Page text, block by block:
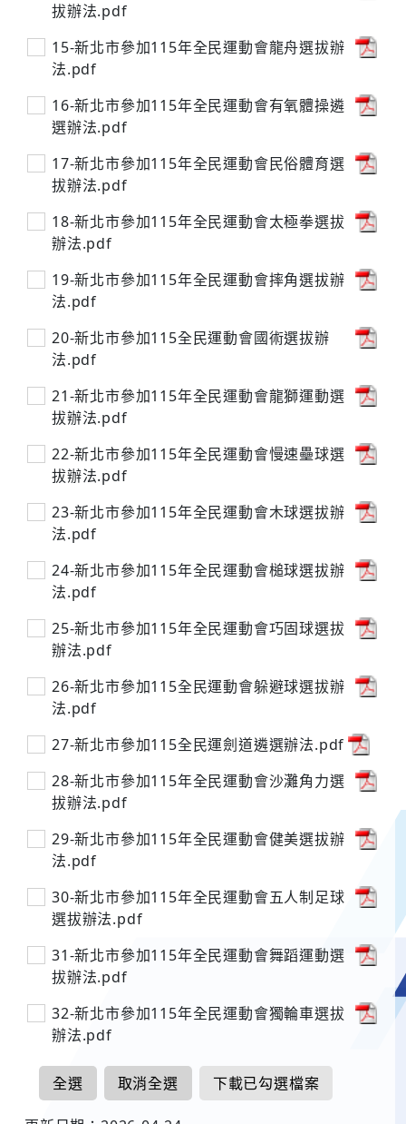
拔辦法.pdf
15-新北市參加115年全民運動會龍舟選拔辦
法.pdf
16-新北市參加115年全民運動會有氧體操遴
選辦法.pdf
17-新北市參加115年全民運動會民俗體育選
拔辦法.pdf
18-新北市參加115年全民運動會太極拳選拔
辦法.pdf
19-新北市參加115年全民運動會摔角選拔辦
法.pdf
20-新北市參加115全民運動會國術選拔辦
法.pdf
21-新北市參加115年全民運動會龍獅運動選
拔辦法.pdf
22-新北市參加115年全民運動會慢速壘球選
拔辦法.pdf
23-新北市參加115年全民運動會木球選拔辦
法.pdf
24-新北市參加115年全民運動會槌球選拔辦
法.pdf
25-新北市參加115年全民運動會巧固球選拔
辦法.pdf
26-新北市參加115全民運動會躲避球選拔辦
法.pdf
27-新北市參加115全民運劍道遴選辦法.pdf
28-新北市參加115年全民運動會沙灘角力選
拔辦法.pdf
29-新北市參加115年全民運動會健美選拔辦
法.pdf
30-新北市參加115年全民運動會五人制足球
選拔辦法.pdf
31-新北市參加115年全民運動會舞蹈運動選
拔辦法.pdf
32-新北市參加115年全民運動會獨輪車選拔
辦法.pdf
全選 取消全選 下載已勾選檔案